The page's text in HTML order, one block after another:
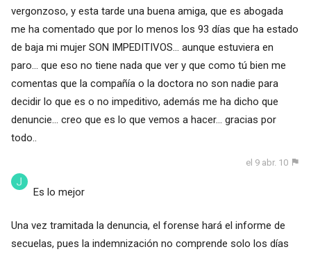
vergonzoso, y esta tarde una buena amiga, que es abogada
me ha comentado que por lo menos los 93 días que ha estado
de baja mi mujer SON IMPEDITIVOS... aunque estuviera en
paro... que eso no tiene nada que ver y que como tú bien me
comentas que la compañía o la doctora no son nadie para
decidir lo que es o no impeditivo, además me ha dicho que
denuncie... creo que es lo que vemos a hacer... gracias por
todo..
el 9 abr. 10
Es lo mejor
Una vez tramitada la denuncia, el forense hará el informe de
secuelas, pues la indemnización no comprende solo los días